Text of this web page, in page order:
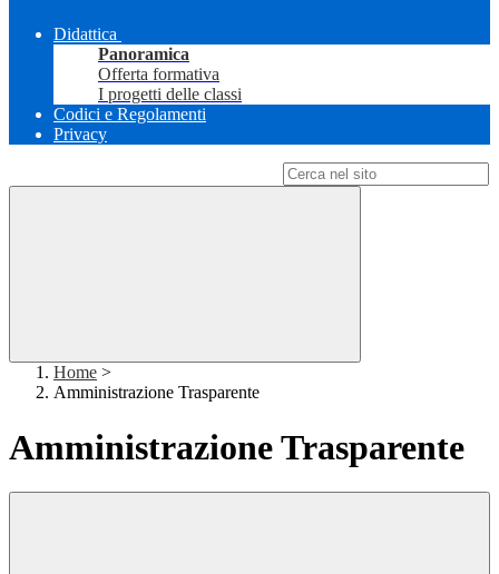
Didattica
Panoramica
Offerta formativa
I progetti delle classi
Codici e Regolamenti
Privacy
Home >
Amministrazione Trasparente
Amministrazione Trasparente